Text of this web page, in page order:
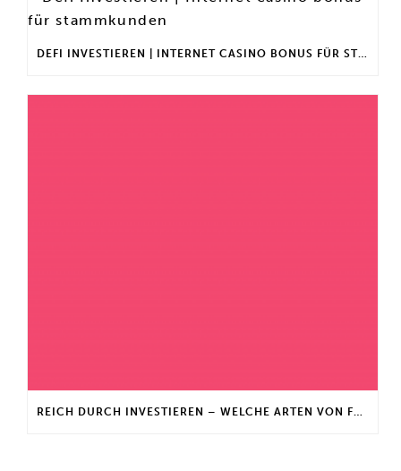
DEFI INVESTIEREN | INTERNET CASINO BONUS FÜR STAMMKUNDEN
REICH DURCH INVESTIEREN – WELCHE ARTEN VON FONDS GIBT ES?